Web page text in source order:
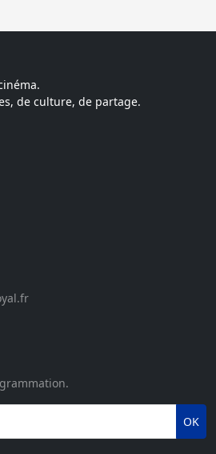
de culture, de partage.
OK